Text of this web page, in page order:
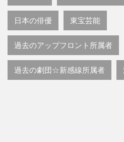
日本の俳優 東宝芸能
過去のアップフロント所属者
過去の劇団☆新感線所属者